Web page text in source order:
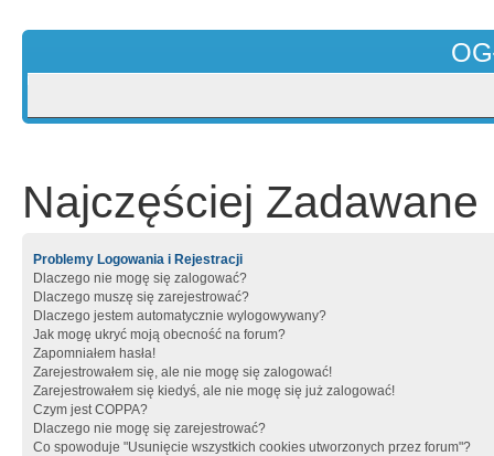
Najczęściej Zadawane
Problemy Logowania i Rejestracji
Dlaczego nie mogę się zalogować?
Dlaczego muszę się zarejestrować?
Dlaczego jestem automatycznie wylogowywany?
Jak mogę ukryć moją obecność na forum?
Zapomniałem hasła!
Zarejestrowałem się, ale nie mogę się zalogować!
Zarejestrowałem się kiedyś, ale nie mogę się już zalogować!
Czym jest COPPA?
Dlaczego nie mogę się zarejestrować?
Co spowoduje "Usunięcie wszystkich cookies utworzonych przez forum"?